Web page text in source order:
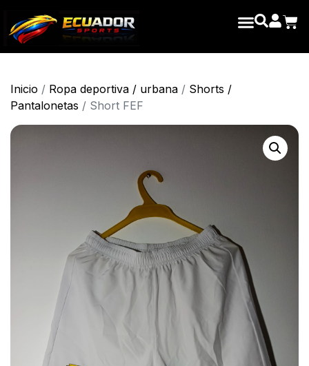
Inicio / Ropa deportiva / urbana / Shorts /
Pantalonetas / Short FEF